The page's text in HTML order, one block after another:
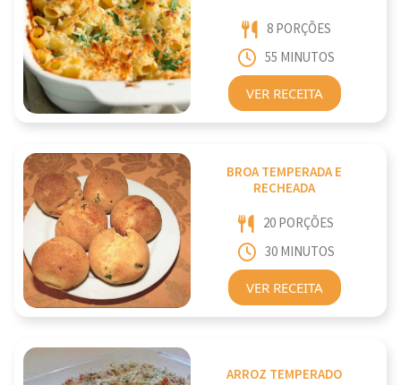
8 PORÇÕES
55 MINUTOS
VER RECEITA
BROA TEMPERADA E
RECHEADA
20 PORÇÕES
30 MINUTOS
VER RECEITA
ARROZ TEMPERADO